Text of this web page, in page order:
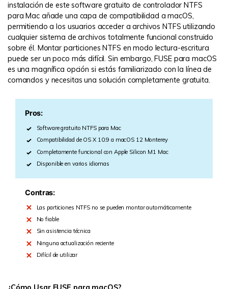
instalación de este software gratuito de controlador NTFS
para Mac añade una capa de compatibilidad a macOS,
permitiendo a los usuarios acceder a archivos NTFS utilizando
cualquier sistema de archivos totalmente funcional construido
sobre él. Montar particiones NTFS en modo lectura-escritura
puede ser un poco más difícil. Sin embargo, FUSE para macOS
es una magnífica opción si estás familiarizado con la línea de
comandos y necesitas una solución completamente gratuita.
Pros:
Software gratuito NTFS para Mac
Compatibilidad de OS X 10.9 a macOS 12 Monterey
Completamente funcional con Apple Silicon M1 Mac
Disponible en varios idiomas
Contras:
Las particiones NTFS no se pueden montar automáticamente
No fiable
Sin asistencia técnica
Ninguna actualización reciente
Difícil de utilizar